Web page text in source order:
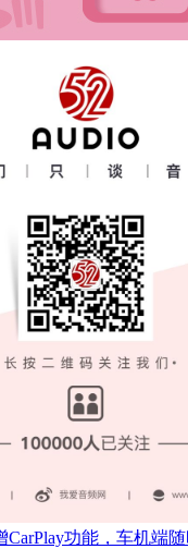
功能，车机端